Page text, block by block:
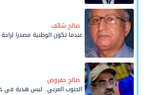
صالح شائف
عندما تكون الوطنية مصدرا لراحة
صالح حقروص
الجنوب العربي.. ليس هدية في